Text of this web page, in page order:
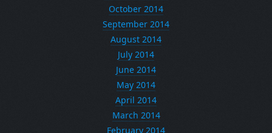
October 2014
September 2014
August 2014
July 2014
June 2014
May 2014
April 2014
March 2014
February 2014